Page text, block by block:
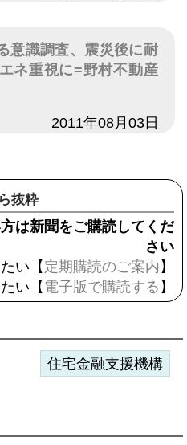
意識調査、震災後に耐
ネ重視に=野村不動産
2011年08月03日
抜粋
は新聞をご購読してくだ
さい
い【 定期購読のご案内 】
い【 電子版で購読する 】
住宅金融支援機構